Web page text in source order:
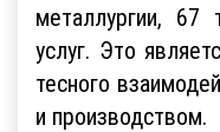
металлургии,
услуг. Это
тесного
и производством.